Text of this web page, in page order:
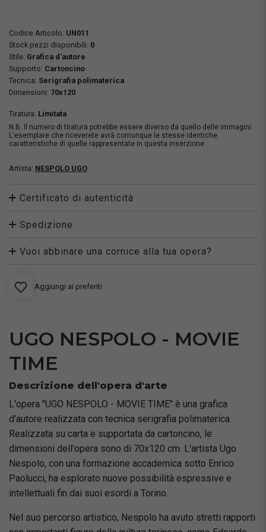
Codice Articolo: UN011
Stock pezzi disponibili: 0
Stile: Grafica d'autore
Supporto: Cartoncino
Tecnica: Serigrafia polimaterica
Dimensioni: 70x120
Tiratura: Limitata
N.B. Il numero di tiratura potrebbe essere diverso da quello delle immagini.
L'esemplare che riceverete avrà comunque le stesse identiche
caratteristiche di quelle rappresentate in questa inserzione.
Artista: NESPOLO UGO
Certificato di autenticità
Spedizione
Vuoi abbinare una cornice alla tua opera?
Aggiungi ai preferiti
UGO NESPOLO - MOVIE
TIME
Descrizione dell'opera d'arte
L'opera "UGO NESPOLO - MOVIE TIME" è una grafica
d'autore realizzata con tecnica serigrafia polimaterica.
Realizzata su carta e supportata da cartoncino, le
dimensioni dell'opera sono di 70x120 cm. L'artista Ugo
Nespolo, con una formazione accademica sotto Enrico
Paolucci, ha esplorato nuove possibilità espressive e
intellettuali fin dai suoi esordi a Torino.
Nel suo percorso artistico, Nespolo ha avuto stretti rapporti